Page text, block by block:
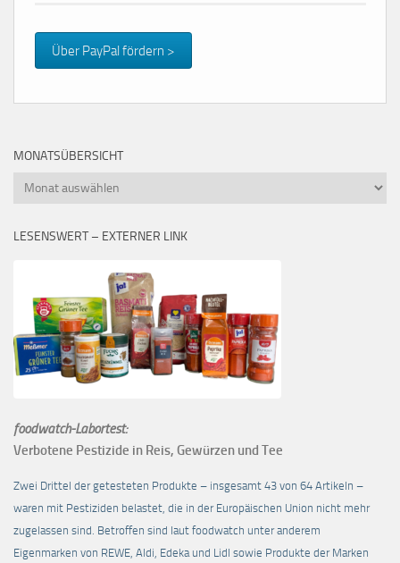
Über PayPal fördern >
MONATSÜBERSICHT
Monatsübersicht
LESENSWERT – EXTERNER LINK
foodwatch-Labortest:
Verbotene Pestizide in Reis, Gewürzen und Tee
Zwei Drittel der getesteten Produkte – insgesamt 43 von 64 Artikeln –
waren mit Pestiziden belastet, die in der Europäischen Union nicht mehr
zugelassen sind. Betroffen sind laut foodwatch unter anderem
Eigenmarken von REWE, Aldi, Edeka und Lidl sowie Produkte der Marken